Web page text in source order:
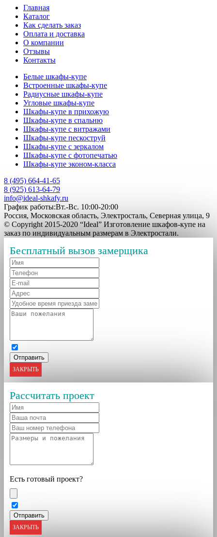
Главная
Каталог
Как сделать заказ
Оплата и доставка
О компании
Отзывы
Контакты
Белые шкафы-купе
Встроенные шкафы-купе
Радиусные шкафы-купе
Угловые шкафы-купе
Шкафы-купе в прихожую
Шкафы-купе в спальню
Шкафы-купе с витражами
Шкафы-купе пескоструй
Шкафы-купе с зеркалом
Шкафы-купе с фотопечатью
Шкафы-купе эконом-класса
8 (495) 664-41-65
8 (925) 613-64-79
info@ideal-shkafy.ru
График работы:Вт.-Вс. 10:00-20:00
Россия, Московская область, Электросталь, Северная улица, 9
© Copyright 2015-2020 “Ideal” Изготовление шкафов-купе на
заказ по индивидуальным размерам в Электростали.
Бесплатный вызов замерщика
ЗАКРЫТЬ
Рассчитать проект
Есть готовый проект?
ЗАКРЫТЬ